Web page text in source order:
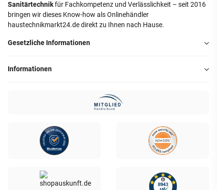
Sanitärtechnikfür Fachkompetenz und Verlässlichkeit – seit 2016
bringen wir dieses Know-how als Onlinehändler
haustechnikmarkt24.de direkt zu Ihnen nach Hause.
Gesetzliche Informationen
Informationen